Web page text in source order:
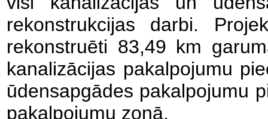
rekonstrukcijas darbi.
rekonstruēti 83,49 km
kanalizācijas pakalpojumu
ūdensapgādes pakalpojumu
pakalpojumu zonā.